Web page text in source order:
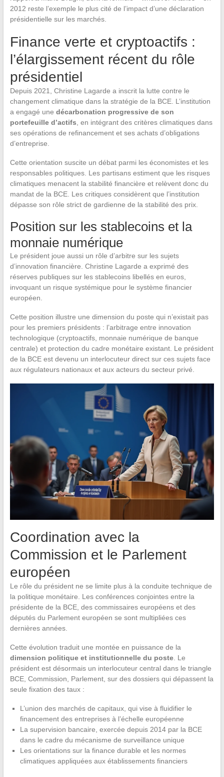
2012 reste l’exemple le plus cité de l’impact d’une déclaration
présidentielle sur les marchés.
Finance verte et cryptoactifs :
l’élargissement récent du rôle
présidentiel
Depuis 2021, Christine Lagarde a inscrit la lutte contre le
changement climatique dans la stratégie de la BCE. L’institution
a engagé une décarbonation progressive de son
portefeuille d’actifs , en intégrant des critères climatiques dans
ses opérations de refinancement et ses achats d’obligations
d’entreprise.
Cette orientation suscite un débat parmi les économistes et les
responsables politiques. Les partisans estiment que les risques
climatiques menacent la stabilité financière et relèvent donc du
mandat de la BCE. Les critiques considèrent que l’institution
dépasse son rôle strict de gardienne de la stabilité des prix.
Position sur les stablecoins et la
monnaie numérique
Le président joue aussi un rôle d’arbitre sur les sujets
d’innovation financière. Christine Lagarde a exprimé des
réserves publiques sur les stablecoins libellés en euros,
invoquant un risque systémique pour le système financier
européen.
Cette position illustre une dimension du poste qui n’existait pas
pour les premiers présidents : l’arbitrage entre innovation
technologique (cryptoactifs, monnaie numérique de banque
centrale) et protection du cadre monétaire existant. Le président
de la BCE est devenu un interlocuteur direct sur ces sujets face
aux régulateurs nationaux et aux acteurs du secteur privé.
Coordination avec la
Commission et le Parlement
européen
Le rôle du président ne se limite plus à la conduite technique de
la politique monétaire. Les conférences conjointes entre la
présidente de la BCE, des commissaires européens et des
députés du Parlement européen se sont multipliées ces
dernières années.
Cette évolution traduit une montée en puissance de la
dimension politique et institutionnelle du poste. Le
président est désormais un interlocuteur central dans le triangle
BCE, Commission, Parlement, sur des dossiers qui dépassent la
seule fixation des taux :
L’union des marchés de capitaux, qui vise à fluidifier le
financement des entreprises à l’échelle européenne
La supervision bancaire, exercée depuis 2014 par la BCE
dans le cadre du mécanisme de surveillance unique
Les orientations sur la finance durable et les normes
climatiques appliquées aux établissements financiers